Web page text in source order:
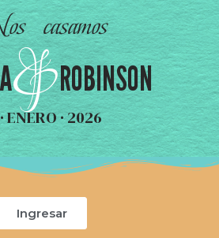
casamos
ROBINSON
ENERO · 2026
&
Ingresar